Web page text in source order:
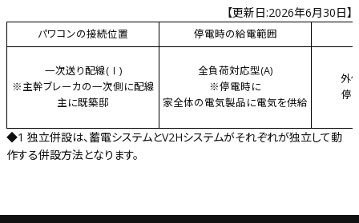
【更新日:2026年6月30日】
パワコンの接続位置 停電時の給電範囲
一次送り配線(Ⅰ)
※主幹ブレーカの一次側に配線
主に既築邸
全負荷対応型(A)
※停電時に
家全体の電気製品に電気を供給
外
停
◆1 独立併設は、蓄電システムとV2Hシステムがそれぞれが独立して動
作する併設方法となります。